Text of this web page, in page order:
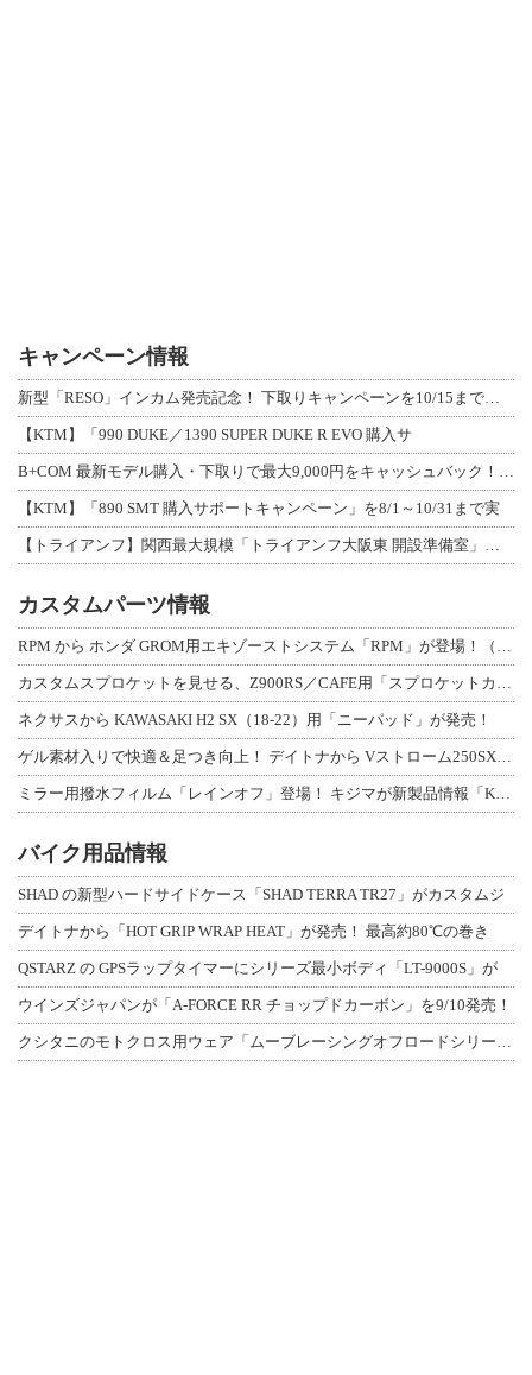
キャンペーン情報
新型「RESO」インカム発売記念！ 下取りキャンペーンを10/15まで延長して開
【KTM】「990 DUKE／1390 SUPER DUKE R EVO 購入サ
B+COM 最新モデル購入・下取りで最大9,000円をキャッシュバック！「B+F
【KTM】「890 SMT 購入サポートキャンペーン」を8/1～10/31まで実
【トライアンフ】関西最大規模「トライアンフ大阪東 開設準備室」がオープン！ 限定
カスタムパーツ情報
RPM から ホンダ GROM用エキゾーストシステム「RPM」が登場！（動画あり
カスタムスプロケットを見せる、Z900RS／CAFE用「スプロケットカバーフルキ
ネクサスから KAWASAKI H2 SX（18-22）用「ニーパッド」が発売！
ゲル素材入りで快適＆足つき向上！ デイトナから Vストローム250SX用「快適ロ
ミラー用撥水フィルム「レインオフ」登場！ キジマが新製品情報「KIJIMA NE
バイク用品情報
SHAD の新型ハードサイドケース「SHAD TERRA TR27」がカスタムジ
デイトナから「HOT GRIP WRAP HEAT」が発売！ 最高約80℃の巻き
QSTARZ の GPSラップタイマーにシリーズ最小ボディ「LT-9000S」が
ウインズジャパンが「A-FORCE RR チョップドカーボン」を9/10発売！
クシタニのモトクロス用ウェア「ムーブレーシングオフロードシリーズ」3アイテムが登